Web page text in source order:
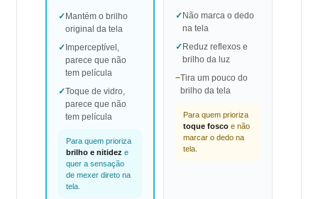
✓Mantém o brilho
original da tela
✓Imperceptível,
parece que não
tem película
✓Toque de vidro,
parece que não
tem película
Para quem prioriza
brilho e nitidez e
quer a sensação
de mexer direto na
tela.
✓Não marca o dedo
na tela
✓Reduz reflexos e
brilho da luz
−Tira um pouco do
brilho da tela
Para quem prioriza
toque fosco e não
marcar o dedo na
tela.